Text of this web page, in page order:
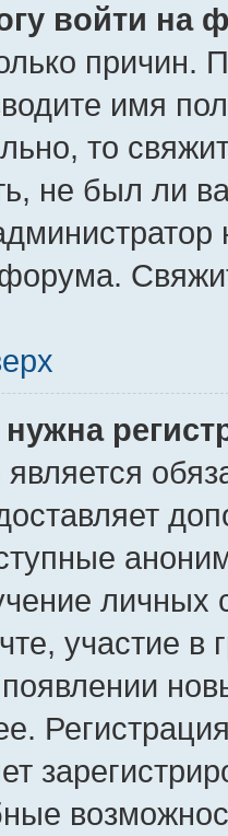
войти на
причин.
имя
то
не был ли
является
участие в